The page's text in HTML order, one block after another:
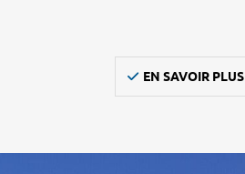
EN SAVOIR PLUS